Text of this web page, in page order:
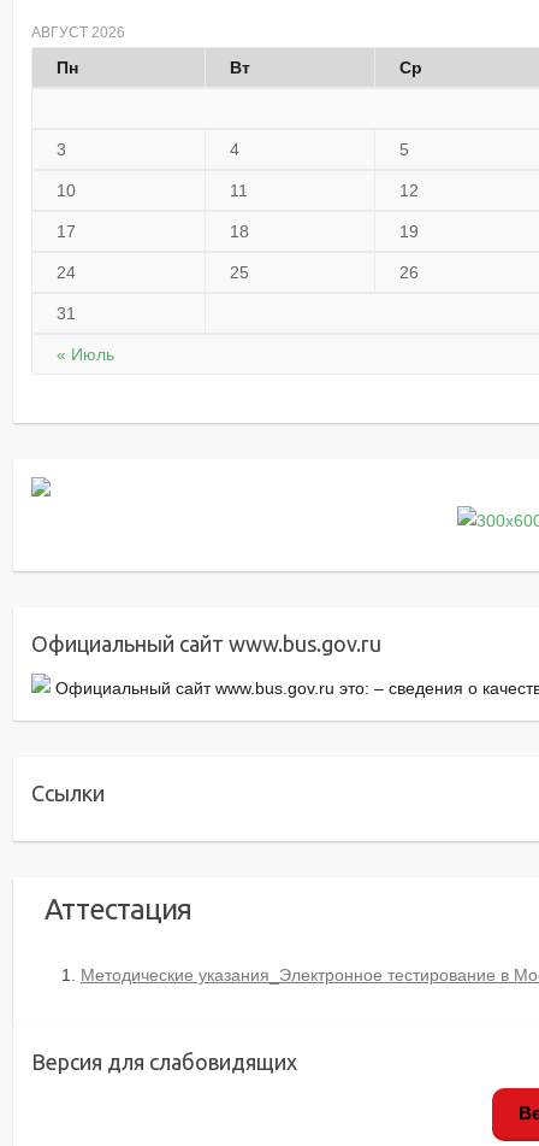
АВГУСТ 2026
Пн Вт Ср
« Июль
3 4 5
10 11 12
17 18 19
24 25 26
31
Официальный сайт www.bus.gov.ru
Официальный сайт www.bus.gov.ru это: – cведения о
Ссылки
Аттестация
Методические указания_Электронное тестирование в
Версия для слабовидящих